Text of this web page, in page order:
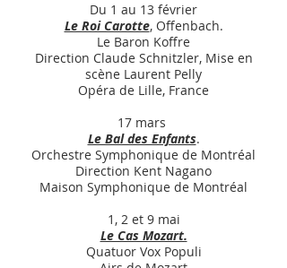
Du 1 au 13 février
Le Roi Carotte, Offenbach.
Le Baron Koffre
Direction Claude Schnitzler, Mise en
scène Laurent Pelly
Opéra de Lille, France
17 mars
Le Bal des Enfants.
Orchestre Symphonique de Montréal
Direction Kent Nagano
Maison Symphonique de Montréal
1, 2 et 9 mai
Le Cas Mozart.
Quatuor Vox Populi